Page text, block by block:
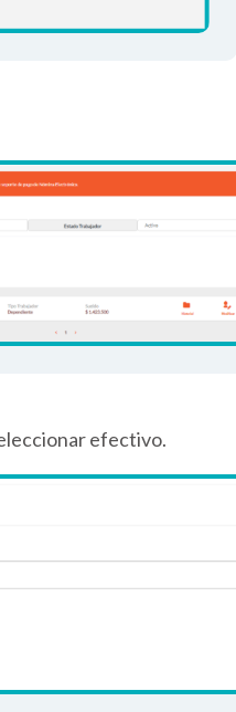
efectivo.